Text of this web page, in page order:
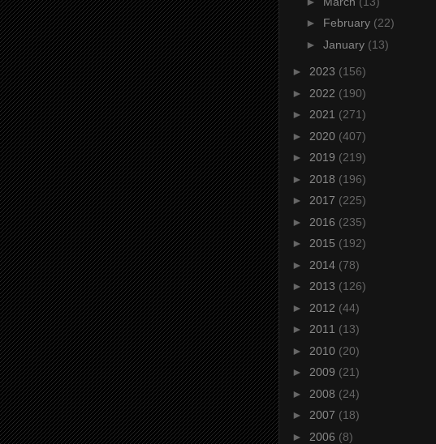
► February (22)
► January (13)
► 2023 (156)
► 2022 (190)
► 2021 (271)
► 2020 (407)
► 2019 (219)
► 2018 (196)
► 2017 (225)
► 2016 (235)
► 2015 (192)
► 2014 (78)
► 2013 (126)
► 2012 (44)
► 2011 (13)
► 2010 (20)
► 2009 (21)
► 2008 (24)
► 2007 (18)
► 2006 (8)